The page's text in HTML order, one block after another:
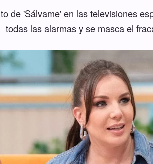
de 'Sálvame' en las televisiones
todas las alarmas y se masca el